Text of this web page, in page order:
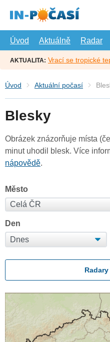
hlavní
Úvod
Aktuálně Radar
AKTUALITA: Vrací se tropické
Úvod Aktuální počasí
Blesky
Obrázek znázorňuje místa
minut uhodil blesk. Více
nápovědě.
Město
Den